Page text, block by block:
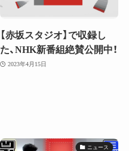
【赤坂スタジオ】で収録し
た、NHK新番組絶賛公開中！
2023年4月15日
ニュース